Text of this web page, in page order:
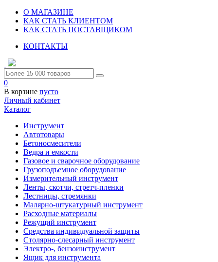
О МАГАЗИНЕ
КАК СТАТЬ КЛИЕНТОМ
КАК СТАТЬ ПОСТАВЩИКОМ
КОНТАКТЫ
0
В корзине пусто
Личный кабинет
Каталог
Инструмент
Автотовары
Бетоносмесители
Ведра и емкости
Газовое и сварочное оборудование
Грузоподъемное оборудование
Измерительный инструмент
Ленты, скотчи, стретч-пленки
Лестницы, стремянки
Малярно-штукатурный инструмент
Расходные материалы
Режущий инструмент
Средства индивидуальной защиты
Столярно-слесарный инструмент
Электро-, бензоинструмент
Ящик для инструмента